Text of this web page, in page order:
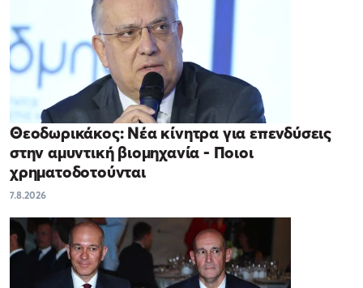
Θεοδωρικάκος: Νέα κίνητρα για επενδύσεις
στην αμυντική βιομηχανία - Ποιοι
χρηματοδοτούνται
7.8.2026